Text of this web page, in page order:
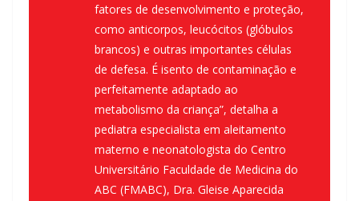
fatores de desenvolvimento e proteção,
como anticorpos, leucócitos (glóbulos
brancos) e outras importantes células
de defesa. É isento de contaminação e
perfeitamente adaptado ao
metabolismo da criança”, detalha a
pediatra especialista em aleitamento
materno e neonatologista do Centro
Universitário Faculdade de Medicina do
ABC (FMABC), Dra. Gleise Aparecida